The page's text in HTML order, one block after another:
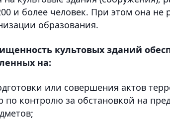
и более человек. При этом она не
образования.
культовых зданий
на:
или совершения актов
по контролю за обстановкой на